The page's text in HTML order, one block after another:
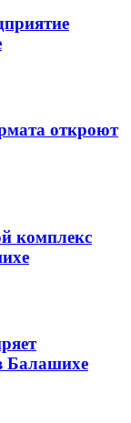
откроют
комплекс
Балашихе